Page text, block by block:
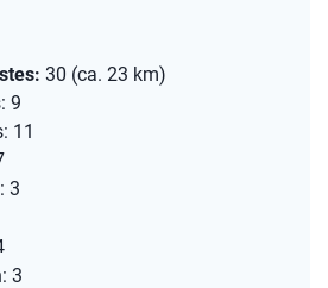
30 (ca. 23 km)
9
11
3
3